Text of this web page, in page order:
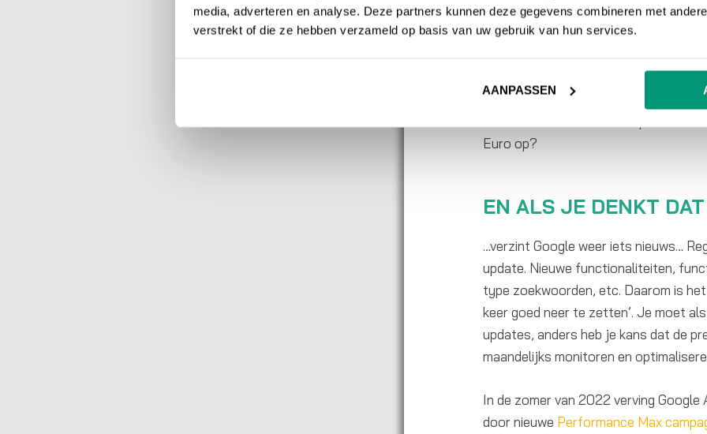
media, adverteren en analyse. Deze partners kunnen deze gegevens combineren met
verstrekt of die ze hebben verzameld op basis van uw gebruik van hun services.
AANPASSEN
bezoeker precies wat hij of zij kan
geklikt wordt.
De Smart Shopping campagnes
lag de ROAS vaak hoger dan in
staat voor Return On Ad Spent.
Euro op?
EN ALS JE DENKT
…verzint Google weer iets nieuws…
update. Nieuwe functionaliteiten,
type zoekwoorden, etc. Daarom is
keer goed neer te zetten’. Je moet
updates, anders heb je kans dat de
maandelijks monitoren en
In de zomer van 2022 verving
door nieuwe Performance Max